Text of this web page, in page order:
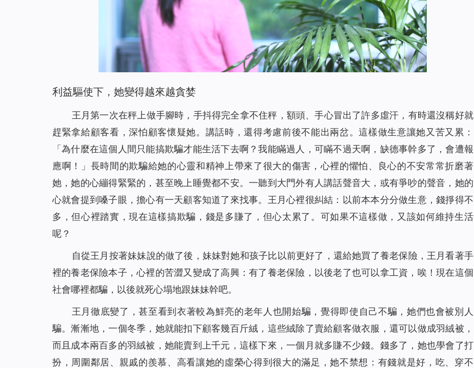
利益驅使下，她變得越來越貪婪
王月第一次在秤上做手腳時，手抖得完全拿不住秤，額頭、手心冒出了許多虛汗，有時還沒稱好就
趕緊拿給顧客看，深怕顧客懷疑她。講話時，還得考慮前後不能出兩岔。這樣做生意讓她又苦又累：
「為什麼在這個人間只能搞欺騙才能生活下去啊？我能瞞過人，可瞞不過天啊，缺德事幹多了，會遭報
應啊！」長時間的欺騙給她的心靈和精神上帶來了很大的傷害，心裡的懼怕、良心的不安常常折磨著
她，她的心繃得緊緊的，甚至晚上睡覺都不安。一聽到大門外有人講話聲音大，或有爭吵的聲音，她的
心就會提到嗓子眼，擔心有一天顧客知道了來找事。王月心裡很糾結：以前本本分分做生意，錢掙得不
多，但心裡踏實，現在這樣搞欺騙，錢是多賺了，但心太累了。可如果不這樣做，又該如何維持生活
呢？
自從王月按著妹妹說的做了後，妹妹對她和孩子比以前更好了，還給她買了養老保險，王月看著手
裡的養老保險本子，心裡的苦澀又變成了高興：有了養老保險，以後老了也可以拿工資，唉！現在這個
社會哪裡都騙，以後就死心塌地跟妹妹幹吧。
王月徹底變了，甚至看到衣著較為鮮亮的老年人也開始騙，覺得即使自己不騙，她們也會被別人
騙。漸漸地，一個冬季，她就能扣下顧客幾百斤絨，這些絨除了賣給顧客做衣服，還可以做成羽絨被，
而且成本兩百多的羽絨被，她能賣到上千元，這樣下來，一個月就多賺不少錢。錢多了，她也學會了打
扮，周圍鄰居、親戚的羨慕、高看讓她的虛榮心得到很大的滿足，她不禁想：有錢就是好，吃、穿不